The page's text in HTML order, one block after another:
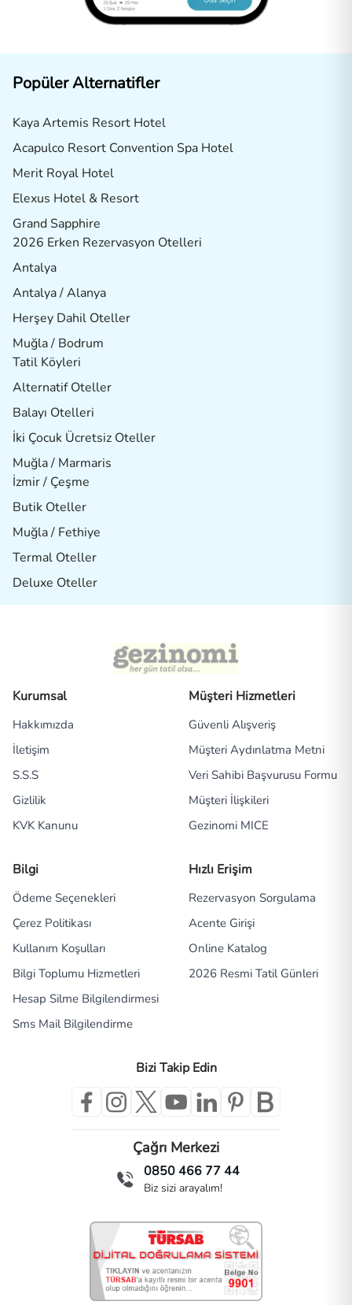
Popüler Alternatifler
Kaya Artemis Resort Hotel
Acapulco Resort Convention Spa Hotel
Merit Royal Hotel
Elexus Hotel & Resort
Grand Sapphire
2026 Erken Rezervasyon Otelleri
Antalya
Antalya / Alanya
Herşey Dahil Oteller
Muğla / Bodrum
Tatil Köyleri
Alternatif Oteller
Balayı Otelleri
İki Çocuk Ücretsiz Oteller
Muğla / Marmaris
İzmir / Çeşme
Butik Oteller
Muğla / Fethiye
Termal Oteller
Deluxe Oteller
Kurumsal
Hakkımızda
İletişim
S.S.S
Gizlilik
KVK Kanunu
Müşteri Hizmetleri
Güvenli Alışveriş
Müşteri Aydınlatma Metni
Veri Sahibi Başvurusu Formu
Müşteri İlişkileri
Gezinomi MICE
Bilgi
Ödeme Seçenekleri
Çerez Politikası
Kullanım Koşulları
Bilgi Toplumu Hizmetleri
Hesap Silme Bilgilendirmesi
Sms Mail Bilgilendirme
Hızlı Erişim
Rezervasyon Sorgulama
Acente Girişi
Online Katalog
2026 Resmi Tatil Günleri
Bizi Takip Edin
Çağrı Merkezi
0850 466 77 44
Biz sizi arayalım!